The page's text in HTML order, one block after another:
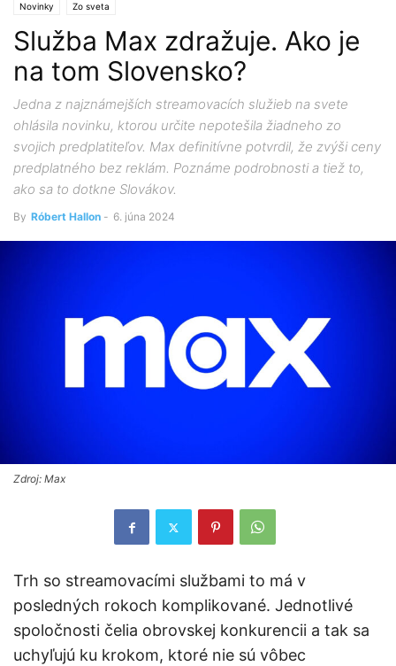
Novinky Zo sveta
Služba Max zdražuje. Ako je
na tom Slovensko?
Jedna z najznámejších streamovacích služieb na svete
ohlásila novinku, ktorou určite nepotešila žiadneho zo
svojich predplatiteľov. Max definitívne potvrdil, že zvýši ceny
predplatného bez reklám. Poznáme podrobnosti a tiež to,
ako sa to dotkne Slovákov.
By Róbert Hallon - 6. júna 2024
Zdroj: Max
Trh so streamovacími službami to má v
posledných rokoch komplikované. Jednotlivé
spoločnosti čelia obrovskej konkurencii a tak sa
uchyľujú ku krokom, ktoré nie sú vôbec